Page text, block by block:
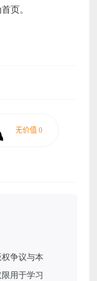
页。
争议与本
用于学习